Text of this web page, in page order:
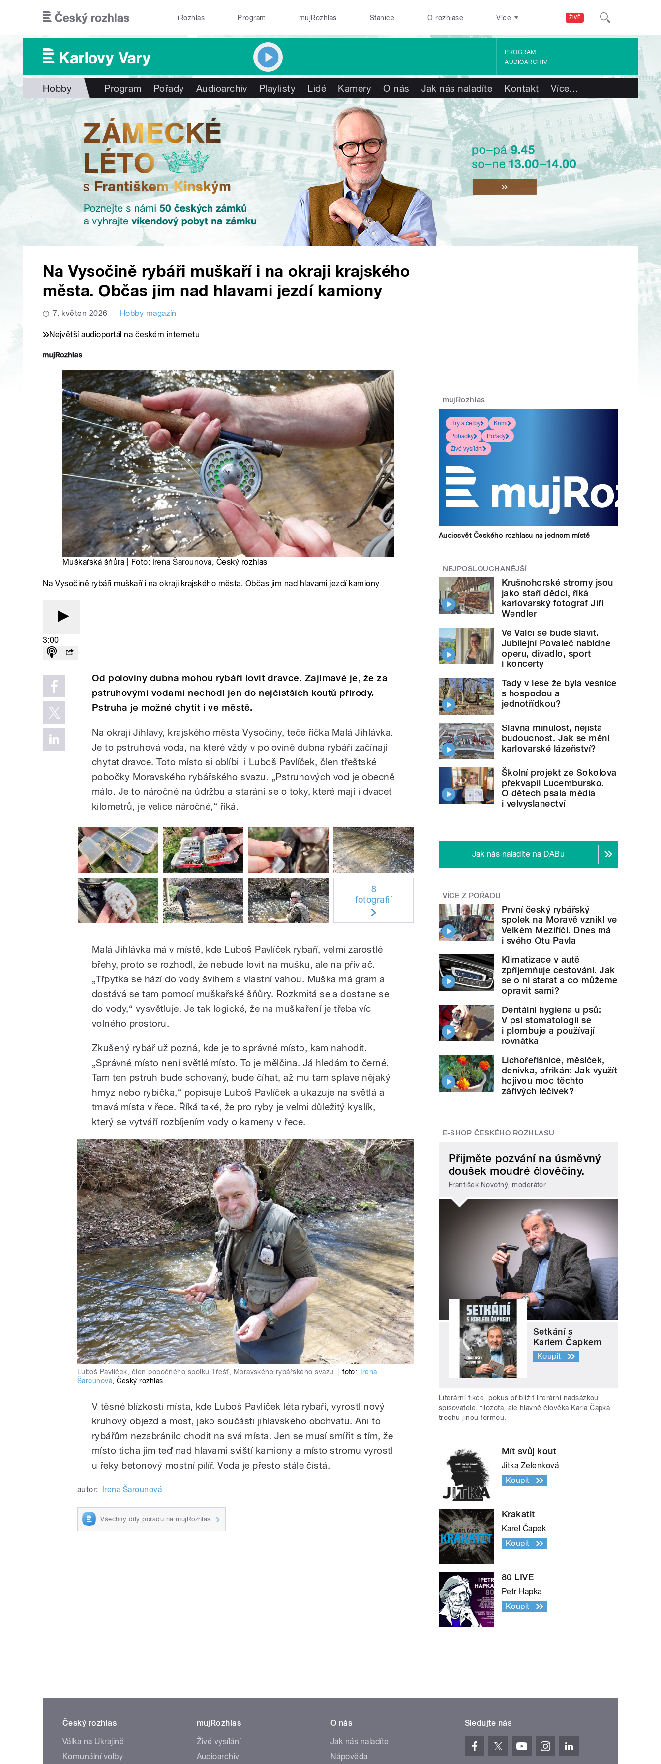
ŽIVĚ
iRozhlas Program mujRozhlas Stanice O rozhlase Více
PROGRAM
AUDIOARCHIV
Hobby Program Pořady Audioarchiv Playlisty Lidé Kamery O nás Jak nás naladíte Kontakt Více…
Na Vysočině rybáři muškaří i na okraji krajského
města. Občas jim nad hlavami jezdí kamiony
7. květen 2026 Hobby magazín
Největší audioportál na českém internetu
Muškařská šňůra | Foto: Irena Šarounová, Český rozhlas
Na Vysočině rybáři muškaří i na okraji krajského města. Občas jim nad hlavami jezdí kamiony
3:00
Od poloviny dubna mohou rybáři lovit dravce. Zajímavé je, že za
pstruhovými vodami nechodí jen do nejčistších koutů přírody.
Pstruha je možné chytit i ve městě.
Na okraji Jihlavy, krajského města Vysočiny, teče říčka Malá Jihlávka.
Je to pstruhová voda, na které vždy v polovině dubna rybáři začínají
chytat dravce. Toto místo si oblíbil i Luboš Pavlíček, člen třešťské
pobočky Moravského rybářského svazu. „Pstruhových vod je obecně
málo. Je to náročné na údržbu a starání se o toky, které mají i dvacet
kilometrů, je velice náročné,“ říká.
8
fotografií
Malá Jihlávka má v místě, kde Luboš Pavlíček rybaří, velmi zarostlé
břehy, proto se rozhodl, že nebude lovit na mušku, ale na přívlač.
„Třpytka se hází do vody švihem a vlastní vahou. Muška má gram a
dostává se tam pomocí muškařské šňůry. Rozkmitá se a dostane se
do vody,“ vysvětluje. Je tak logické, že na muškaření je třeba víc
volného prostoru.
Zkušený rybář už pozná, kde je to správné místo, kam nahodit.
„Správné místo není světlé místo. To je mělčina. Já hledám to černé.
Tam ten pstruh bude schovaný, bude číhat, až mu tam splave nějaký
hmyz nebo rybička,“ popisuje Luboš Pavlíček a ukazuje na světlá a
tmavá místa v řece. Říká také, že pro ryby je velmi důležitý kyslík,
který se vytváří rozbíjením vody o kameny v řece.
Luboš Pavlíček, člen pobočného spolku Třešť, Moravského rybářského svazu foto:
Irena
Šarounová,Český rozhlas
V těsné blízkosti místa, kde Luboš Pavlíček léta rybaří, vyrostl nový
kruhový objezd a most, jako součásti jihlavského obchvatu. Ani to
rybářům nezabránilo chodit na svá místa. Jen se musí smířit s tím, že
místo ticha jim teď nad hlavami sviští kamiony a místo stromu vyrostl
u řeky betonový mostní pilíř. Voda je přesto stále čistá.
autor: Irena Šarounová
Všechny díly pořadu na mujRozhlas
mujRozhlas
Hry a četby
Krimi
Pohádky
Pořady
Živé vysílání
Audiosvět Českého rozhlasu na jednom místě
NEJPOSLOUCHANĚJŠÍ
Krušnohorské stromy jsou
jako staří dědci, říká
karlovarský fotograf Jiří
Wendler
Ve Valči se bude slavit.
Jubilejní Povaleč nabídne
operu, divadlo, sport
i koncerty
Tady v lese že byla vesnice
s hospodou a
jednotřídkou?
Slavná minulost, nejistá
budoucnost. Jak se mění
karlovarské lázeňství?
Školní projekt ze Sokolova
překvapil Lucembursko.
O dětech psala média
i velvyslanectví
Jak nás naladíte na DABu
VÍCE Z POŘADU
První český rybářský
spolek na Moravě vznikl ve
Velkém Meziříčí. Dnes má
i svého Otu Pavla
Klimatizace v autě
zpříjemňuje cestování. Jak
se o ni starat a co můžeme
opravit sami?
Dentální hygiena u psů:
V psí stomatologii se
i plombuje a používají
rovnátka
Lichořeřišnice, měsíček,
denivka, afrikán: Jak využít
hojivou moc těchto
zářivých léčivek?
E-SHOP ČESKÉHO ROZHLASU
Přijměte pozvání na úsměvný
doušek moudré člověčiny.
František Novotný, moderátor
Setkání s
Karlem Čapkem
Koupit
Literární fikce, pokus přiblížit literární nadsázkou
spisovatele, filozofa, ale hlavně člověka Karla Čapka
trochu jinou formou.
Mít svůj kout
Jitka Zelenková
Koupit
Krakatit
Karel Čapek
Koupit
80 LIVE
Petr Hapka
Koupit
Český rozhlas
Válka na Ukrajině
Komunální volby
mujRozhlas
Živé vysílání
Audioarchiv
O nás
Jak nás naladíte
Nápověda
Sledujte nás